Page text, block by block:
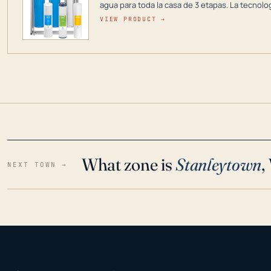
agua para toda la casa de 3 etapas. La
reduce los contaminantes nocivos como el
VIEW PRODUCT →
NEXT TOWN → What zone isStanleytown,